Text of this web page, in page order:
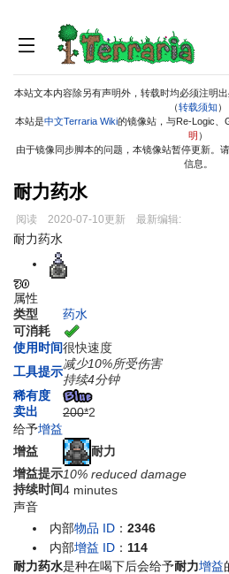
本站文本内容除另有声明外，转载时均必须注明
（转载须知 ）
本站是中文Terraria Wiki的镜像站，与Re-Logic、
明 ）
由于镜像同步脚本的问题，本镜像站暂停更新。
信息。
耐力药水
阅读 2020-07-10更新 最新编辑:
跳
航
跳
索
耐力药水
属性
类型
药水
可消耗
使用时间很快速度
工具提示
减少10%所受伤害
持续4分钟
稀有度
卖出
200*2
给予增益
增益
耐力
增益提示10% reduced damage
持续时间4 minutes
声音
内部物品 ID ：2346
内部增益 ID ： 114
耐力药水是种在喝下后会给予耐力增益